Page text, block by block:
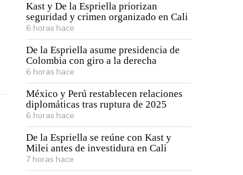
Kast y De la Espriella priorizan
seguridad y crimen organizado en Cali
6 horas hace
De la Espriella asume presidencia de
Colombia con giro a la derecha
6 horas hace
México y Perú restablecen relaciones
diplomáticas tras ruptura de 2025
6 horas hace
De la Espriella se reúne con Kast y
Milei antes de investidura en Cali
7 horas hace